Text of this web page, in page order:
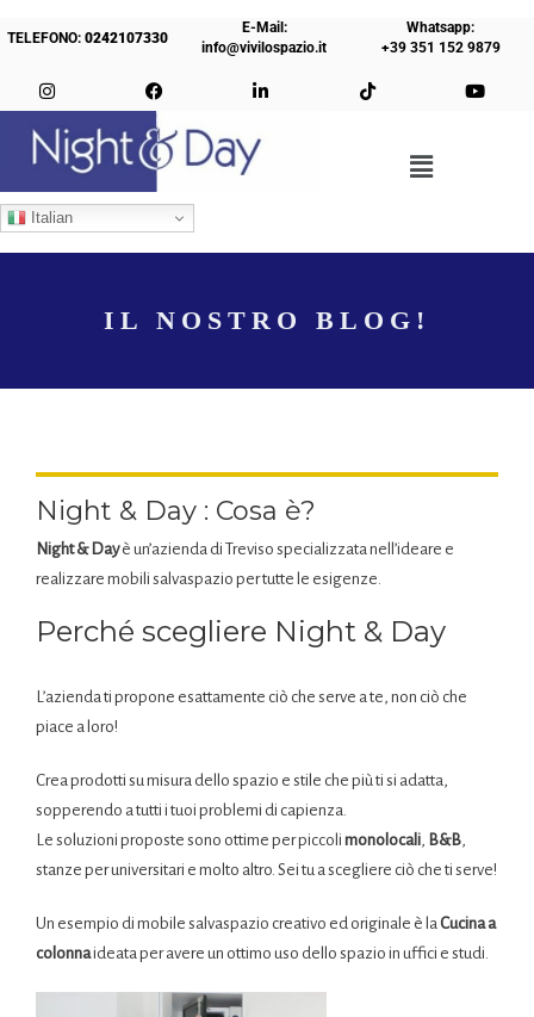
TELEFONO:0242107330
E-Mail:
info@vivilospazio.it
Whatsapp:
+39 351 152 9879
Italian
IL NOSTRO BLOG!
Night & Day : Cosa è?
Night & Dayè un’azienda di Treviso specializzata nell’ideare e
realizzare mobili salvaspazio per tutte le esigenze.
Perché scegliere Night & Day
L’azienda ti propone esattamente ciò che serve a te, non ciò che
piace a loro!
Crea prodotti su misura dello spazio e stile che più ti si adatta,
sopperendo a tutti i tuoi problemi di capienza.
Le soluzioni proposte sono ottime per piccoli monolocali, B&B,
stanze per universitari e molto altro. Sei tu a scegliere ciò che ti serve!
Un esempio di mobile salvaspazio creativo ed originale è laCucina a
colonnaideata per avere un ottimo uso dello spazio in uffici e studi.